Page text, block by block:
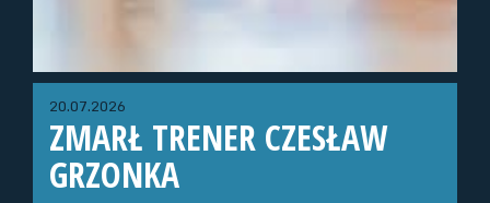
20.07.2026
ZMARŁ TRENER CZESŁAW
GRZONKA